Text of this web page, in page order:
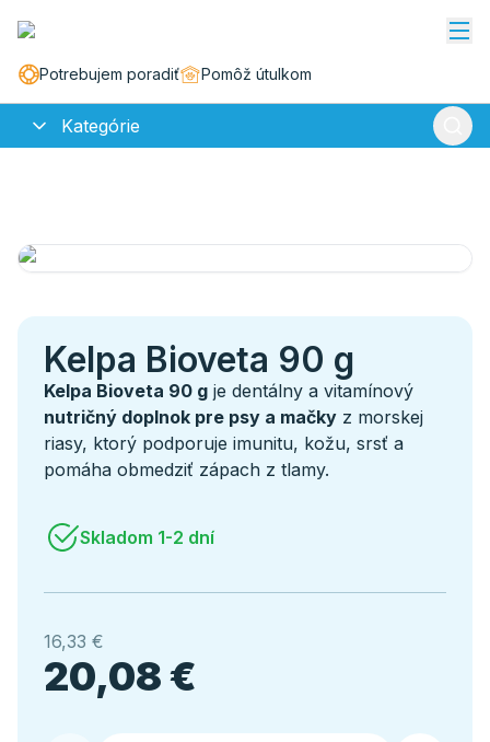
Potrebujem poradiť Pomôž útulkom
Kategórie
Kelpa Bioveta 90 g
Kelpa Bioveta 90 g je dentálny a vitamínový
nutričný doplnok pre psy a mačky z morskej
riasy, ktorý podporuje imunitu, kožu, srsť a
pomáha obmedziť zápach z tlamy.
Skladom 1-2 dní
16,33 €
20,08 €